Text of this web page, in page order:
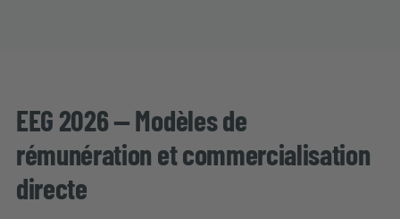
EEG 2026 — Modèles de
rémunération et commercialisation
directe